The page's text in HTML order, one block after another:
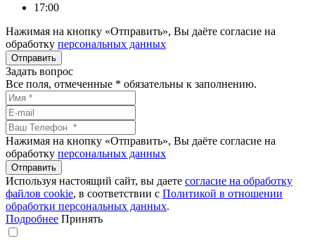
17:00
Нажимая на кнопку «Отправить», Вы даёте согласие на
обработку персональных данных
Задать вопрос
Все поля, отмеченные * обязательны к заполнению.
Нажимая на кнопку «Отправить», Вы даёте согласие на
обработку персональных данных
Используя настоящий сайт, вы даете согласие на обработку
файлов сookie, в соответствии с Политикой в отношении
обработки персональных данных.
Подробнее Принять